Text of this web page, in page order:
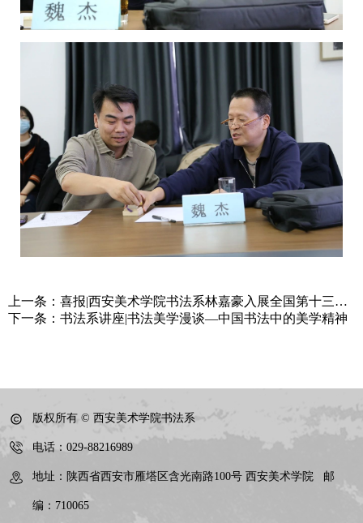
上一条： 喜报|西安美术学院书法系林嘉豪入展全国第十三届
书法篆刻展览
下一条： 书法系讲座|书法美学漫谈—中国书法中的美学精神
版权所有 © 西安美术学院书法系
电话：029-88216989
地址：陕西省西安市雁塔区含光南路100号 西安美术学院 邮
编：710065